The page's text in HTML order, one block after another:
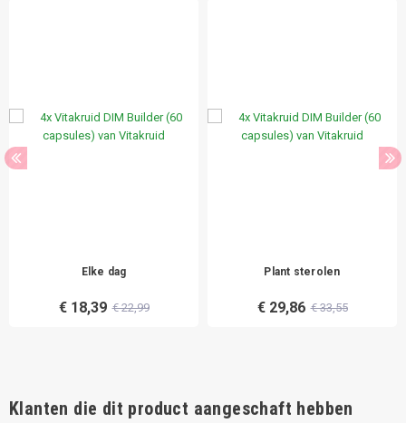
Elke dag
€ 18,39 € 22,99
Plant sterolen
€ 29,86 € 33,55
Klanten die dit product aangeschaft hebben